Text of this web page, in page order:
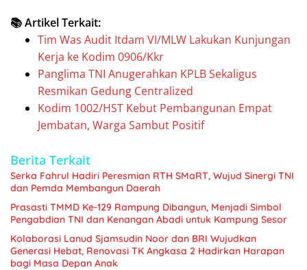
📚 Artikel Terkait:
Tim Was Audit Itdam VI/MLW Lakukan Kunjungan
Kerja ke Kodim 0906/Kkr
Panglima TNI Anugerahkan KPLB Sekaligus
Resmikan Gedung Centralized
Kodim 1002/HST Kebut Pembangunan Empat
Jembatan, Warga Sambut Positif
Berita Terkait
Serka Fahrul Hadiri Peresmian RTH SMaRT, Wujud Sinergi TNI
dan Pemda Membangun Daerah
Prasasti TMMD Ke-129 Rampung Dibangun, Menjadi Simbol
Pengabdian TNI dan Kenangan Abadi untuk Kampung Sesor
Kolaborasi Lanud Sjamsudin Noor dan BRI Wujudkan
Generasi Hebat, Renovasi TK Angkasa 2 Hadirkan Harapan
bagi Masa Depan Anak